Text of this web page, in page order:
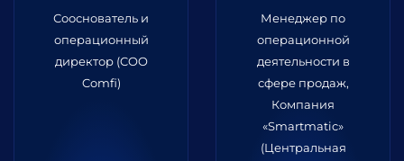
Сооснователь и
операционный
директор (COO
Comfi)
Менеджер по
операционной
деятельности в
сфере продаж,
Компания
«Smartmatic»
(Центральная